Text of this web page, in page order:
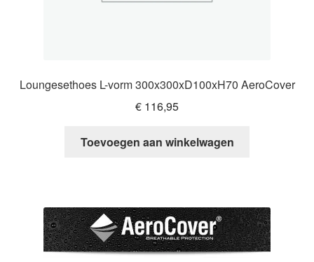
Loungesethoes L-vorm 300x300xD100xH70 AeroCover
€ 116,95
Toevoegen aan winkelwagen